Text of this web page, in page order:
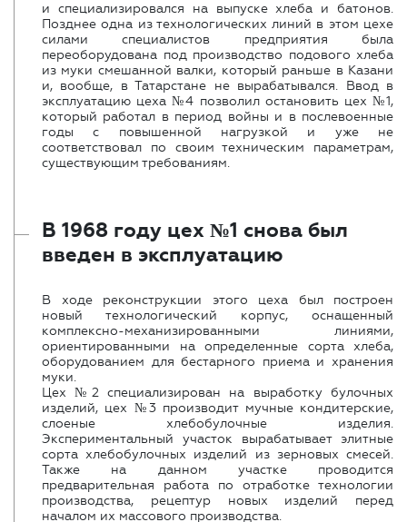
и специализировался на выпуске хлеба и батонов.
Позднее одна из технологических линий в этом цехе
силами специалистов предприятия была
переоборудована под производство подового хлеба
из муки смешанной валки, который раньше в Казани
и, вообще, в Татарстане не вырабатывался. Ввод в
эксплуатацию цеха №4 позволил остановить цех №1,
который работал в период войны и в послевоенные
годы с повышенной нагрузкой и уже не
соответствовал по своим техническим параметрам,
существующим требованиям.
В 1968 году цех №1 снова был
введен в эксплуатацию
В ходе реконструкции этого цеха был построен
новый технологический корпус, оснащенный
комплексно-механизированными линиями,
ориентированными на определенные сорта хлеба,
оборудованием для бестарного приема и хранения
муки.
Цех №2 специализирован на выработку булочных
изделий, цех №3 производит мучные кондитерские,
слоеные хлебобулочные изделия.
Экспериментальный участок вырабатывает элитные
сорта хлебобулочных изделий из зерновых смесей.
Также на данном участке проводится
предварительная работа по отработке технологии
производства, рецептур новых изделий перед
началом их массового производства.